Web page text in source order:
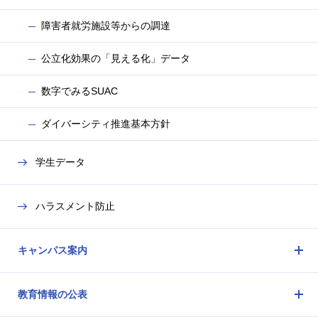
障害者就労施設等からの調達
公立化効果の「見える化」データ
数字でみるSUAC
ダイバーシティ推進基本方針
学生データ
ハラスメント防止
キャンパス案内
ュ
ー
教育情報の公表